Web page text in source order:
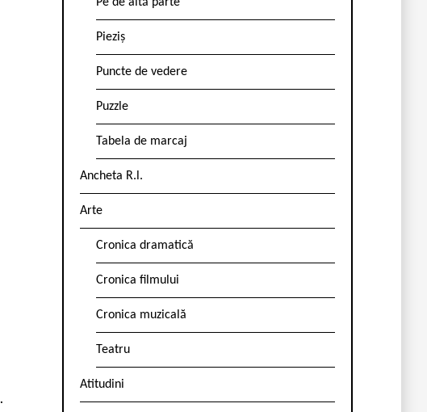
.
Pieziș
Puncte de vedere
Puzzle
Tabela de marcaj
Ancheta R.l.
Arte
Cronica dramatică
Cronica filmului
Cronica muzicală
Teatru
Atitudini